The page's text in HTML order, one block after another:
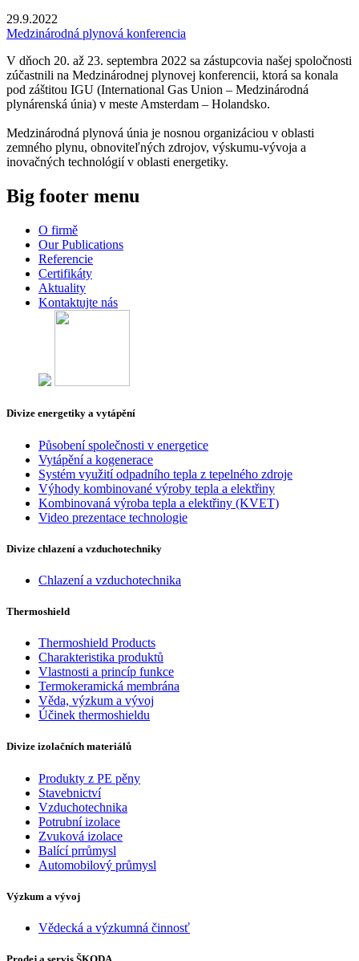
29.9.2022
Medzinárodná plynová konferencia
V dňoch 20. až 23. septembra 2022 sa zástupcovia našej spoločnosti
zúčastnili na Medzinárodnej plynovej konferencii, ktorá sa konala
pod záštitou IGU (International Gas Union – Medzinárodná
plynárenská únia) v meste Amsterdam – Holandsko.
Medzinárodná plynová únia je nosnou organizáciou v oblasti
zemného plynu, obnoviteľných zdrojov, výskumu-vývoja a
inovačných technológií v oblasti energetiky.
Big footer menu
O firmě
Our Publications
Referencie
Certifikáty
Aktuality
Kontaktujte nás
Divize energetiky a vytápění
Působení společnosti v energetice
Vytápění a kogenerace
Systém využití odpadního tepla z tepelného zdroje
Výhody kombinované výroby tepla a elektřiny
Kombinovaná výroba tepla a elektřiny (KVET)
Video prezentace technologie
Divize chlazení a vzduchotechniky
Chlazení a vzduchotechnika
Thermoshield
Thermoshield Products
Charakteristika produktů
Vlastnosti a princíp funkce
Termokeramická membrána
Věda, výzkum a vývoj
Účinek thermoshieldu
Divize izolačních materiálů
Produkty z PE pěny
Stavebnictví
Vzduchotechnika
Potrubní izolace
Zvuková izolace
Balící prrůmysl
Automobilový průmysl
Výzkum a vývoj
Vědecká a výzkumná činnosť